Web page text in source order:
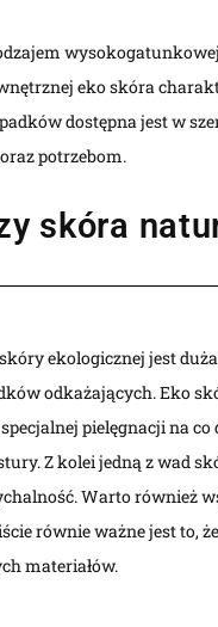
eko skóra
dostępna jest w
potrzebom.
skóra
ekologicznej jest
odkażających. Eko
pielęgnacji na co
Z kolei jedną z wad
Warto również
równie ważne jest to,
materiałów.